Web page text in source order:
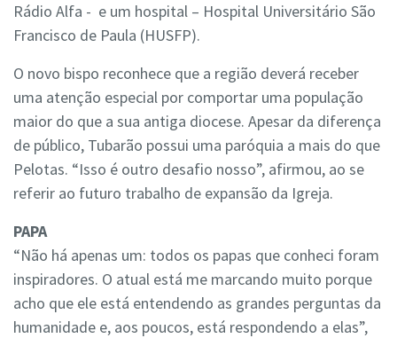
Rádio Alfa - e um hospital – Hospital Universitário São
Francisco de Paula (HUSFP).
O novo bispo reconhece que a região deverá receber
uma atenção especial por comportar uma população
maior do que a sua antiga diocese. Apesar da diferença
de público, Tubarão possui uma paróquia a mais do que
Pelotas. “Isso é outro desafio nosso”, afirmou, ao se
referir ao futuro trabalho de expansão da Igreja.
PAPA
“Não há apenas um: todos os papas que conheci foram
inspiradores. O atual está me marcando muito porque
acho que ele está entendendo as grandes perguntas da
humanidade e, aos poucos, está respondendo a elas”,